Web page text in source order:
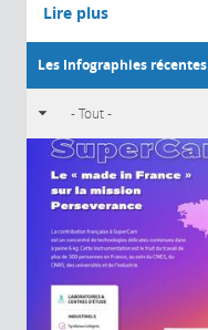
Lire plus
Les Infographies récentes